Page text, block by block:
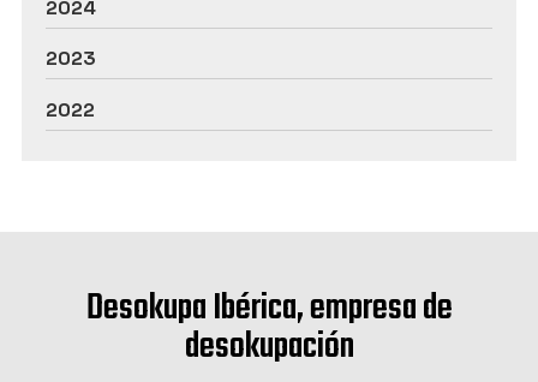
2024
2023
2022
Desokupa Ibérica, empresa de
desokupación